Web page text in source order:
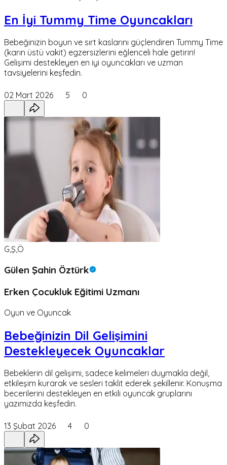
En İyi Tummy Time Oyuncakları
Bebeğinizin boyun ve sırt kaslarını güçlendiren Tummy Time
(karın üstü vakit) egzersizlerini eğlenceli hale getirin!
Gelişimi destekleyen en iyi oyuncakları ve uzman
tavsiyelerini keşfedin.
02 Mart 2026 5 0
G,Ş,Ö
Gülen Şahin Öztürk
Erken Çocukluk Eğitimi Uzmanı
Oyun ve Oyuncak
Bebeğinizin Dil Gelişimini
Destekleyecek Oyuncaklar
Bebeklerin dil gelişimi, sadece kelimeleri duymakla değil,
etkileşim kurarak ve sesleri taklit ederek şekillenir. Konuşma
becerilerini destekleyen en etkili oyuncak gruplarını
yazımızda keşfedin.
13 Şubat 2026 4 0